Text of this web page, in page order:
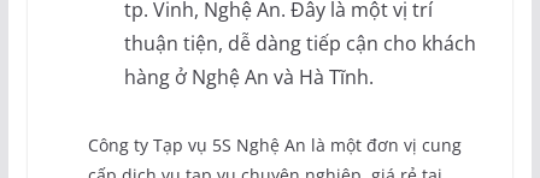
tp. Vinh, Nghệ An. Đây là một vị trí
thuận tiện, dễ dàng tiếp cận cho khách
hàng ở Nghệ An và Hà Tĩnh.
Công ty Tạp vụ 5S Nghệ An là một đơn vị cung